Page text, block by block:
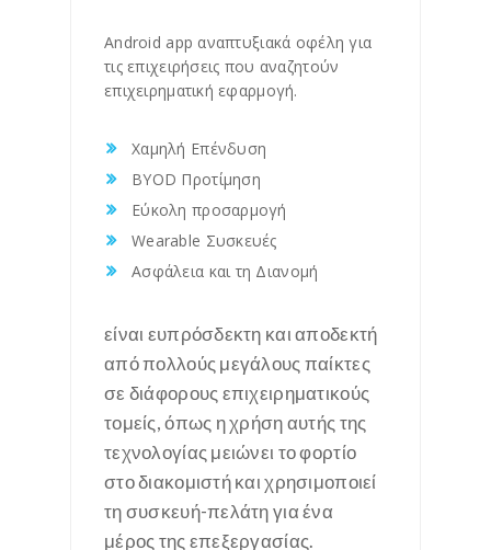
Android app αναπτυξιακά οφέλη για
τις επιχειρήσεις που αναζητούν
επιχειρηματική εφαρμογή.
Χαμηλή Επένδυση
BYOD Προτίμηση
Εύκολη προσαρμογή
Wearable Συσκευές
Ασφάλεια και τη Διανομή
είναι ευπρόσδεκτη και αποδεκτή
από πολλούς μεγάλους παίκτες
σε διάφορους επιχειρηματικούς
τομείς, όπως η χρήση αυτής της
τεχνολογίας μειώνει το φορτίο
στο διακομιστή και χρησιμοποιεί
τη συσκευή-πελάτη για ένα
μέρος της επεξεργασίας.